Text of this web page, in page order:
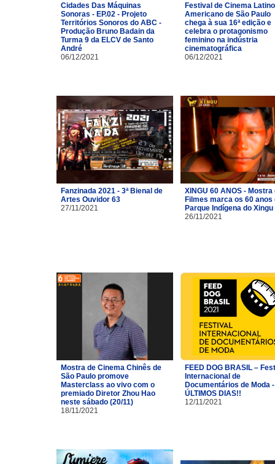
Cidades Das Máquinas
Sonoras - EP.02 - Projeto
Territórios Sonoros do ABC -
Produção Bruno Badain da
Turma 9 da ELCV de Santo
André
06/12/2021
Festival de Cinema
Americano de São Paulo
chega à sua 16ª edição e
celebra o protagonismo
feminino na indústria
cinematográfica
06/12/2021
Fanzinada 2021 - 3ª Bienal de
Artes Ouvidor 63
27/11/2021
XINGU 60 ANOS - Mostra
Filmes marca os 60 anos
Parque Indígena do Xingu
26/11/2021
Mostra de Cinema Chinês de
São Paulo promove
Masterclass ao vivo com o
premiado Diretor Zhou Hao
neste sábado (20/11)
18/11/2021
FEED DOG BRASIL –
Internacional de
Documentários de Moda -
ÚLTIMOS DIAS!!
12/11/2021